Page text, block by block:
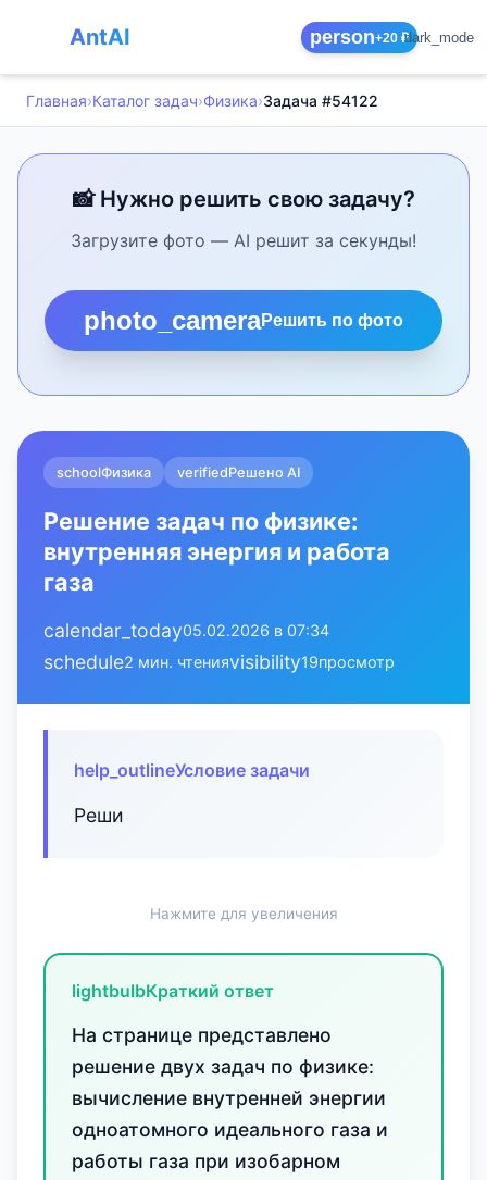
AntAI person+20 ₽dark_mode
Главная›Каталог задач›Физика›Задача #54122
📸 Нужно решить свою задачу?
Загрузите фото — AI решит за секунды!
photo_cameraРешить по фото
schoolФизика verifiedРешено AI
Решение задач по физике:
внутренняя энергия и работа
газа
calendar_today05.02.2026 в 07:34
schedule2 мин. чтенияvisibility19просмотр
help_outlineУсловие задачи
Реши
Нажмите для увеличения
lightbulbКраткий ответ
На странице представлено
решение двух задач по физике:
вычисление внутренней энергии
одноатомного идеального газа и
работы газа при изобарном